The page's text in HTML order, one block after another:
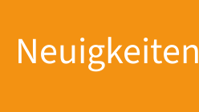
Neuigkeiten